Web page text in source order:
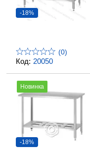
Код: 20050
-18%
(0)
Новинка
-18%